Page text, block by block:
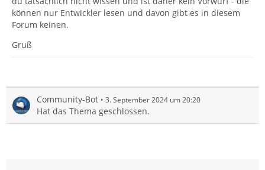
können nur Entwickler lesen und davon gibt es in diesem
Forum keinen.
Gruß
Community-Bot 3. September 2024 um 20:20
Hat das Thema geschlossen.